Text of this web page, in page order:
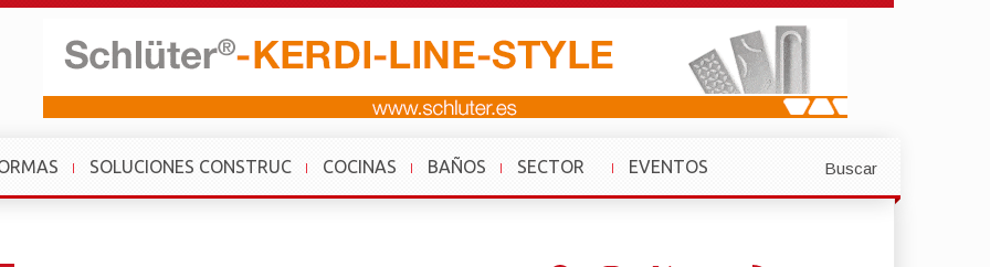
SOLUCIONES CONSTRUC COCINAS BAÑOS
SECTOR
»
EVENTOS
»
Buscar